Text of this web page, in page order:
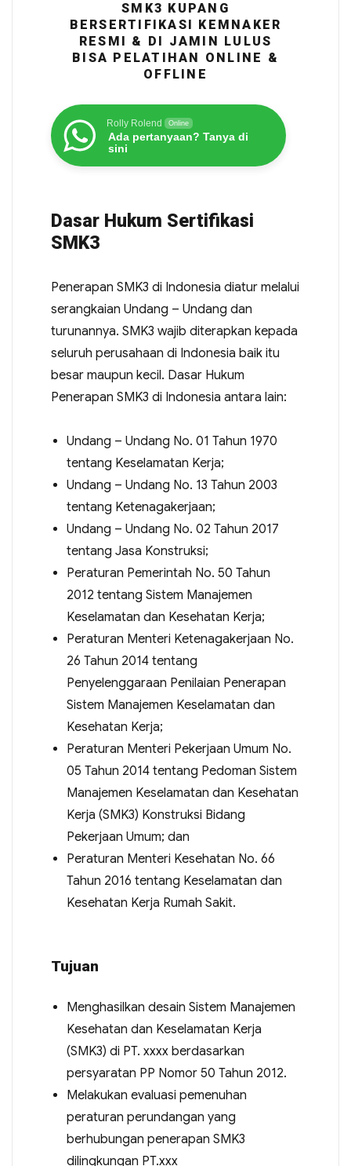
SMK3 KUPANG
BERSERTIFIKASI KEMNAKER
RESMI & DI JAMIN LULUS
BISA PELATIHAN ONLINE &
OFFLINE
Rolly Rolend Online
Ada pertanyaan? Tanya di
sini
Dasar Hukum Sertifikasi
SMK3
Penerapan SMK3 di Indonesia diatur melalui
serangkaian Undang – Undang dan
turunannya. SMK3 wajib diterapkan kepada
seluruh perusahaan di Indonesia baik itu
besar maupun kecil. Dasar Hukum
Penerapan SMK3 di Indonesia antara lain:
Undang – Undang No. 01 Tahun 1970
tentang Keselamatan Kerja;
Undang – Undang No. 13 Tahun 2003
tentang Ketenagakerjaan;
Undang – Undang No. 02 Tahun 2017
tentang Jasa Konstruksi;
Peraturan Pemerintah No. 50 Tahun
2012 tentang Sistem Manajemen
Keselamatan dan Kesehatan Kerja;
Peraturan Menteri Ketenagakerjaan No.
26 Tahun 2014 tentang
Penyelenggaraan Penilaian Penerapan
Sistem Manajemen Keselamatan dan
Kesehatan Kerja;
Peraturan Menteri Pekerjaan Umum No.
05 Tahun 2014 tentang Pedoman Sistem
Manajemen Keselamatan dan Kesehatan
Kerja (SMK3) Konstruksi Bidang
Pekerjaan Umum; dan
Peraturan Menteri Kesehatan No. 66
Tahun 2016 tentang Keselamatan dan
Kesehatan Kerja Rumah Sakit.
Tujuan
Menghasilkan desain Sistem Manajemen
Kesehatan dan Keselamatan Kerja
(SMK3) di PT. xxxx berdasarkan
persyaratan PP Nomor 50 Tahun 2012.
Melakukan evaluasi pemenuhan
peraturan perundangan yang
berhubungan penerapan SMK3
dilingkungan PT.xxx